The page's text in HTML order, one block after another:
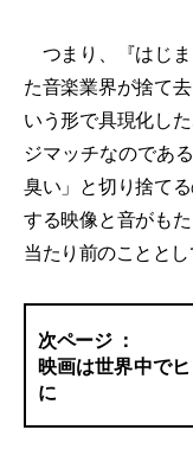
つまり、『はじま
た音楽業界が捨て
いう形で具現化し
ジマッチなのであ
臭い」と切り捨て
する映像と音がも
当たり前のこととし
映画は世界中で
に